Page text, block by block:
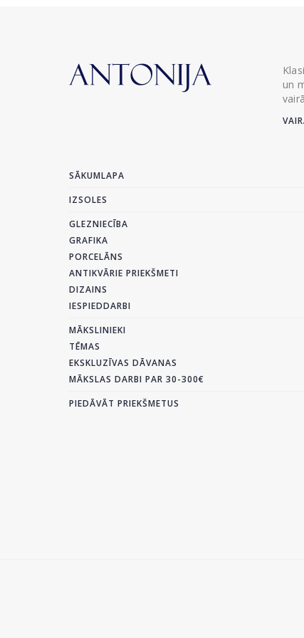
un
SĀKUMLAPA
IZSOLES
GLEZNIECĪBA
GRAFIKA
PORCELĀNS
ANTIKVĀRIE PRIEKŠMETI
DIZAINS
IESPIEDDARBI
MĀKSLINIEKI
TĒMAS
EKSKLUZĪVAS DĀVANAS
MĀKSLAS DARBI PAR 30-300€
PIEDĀVĀT PRIEKŠMETUS